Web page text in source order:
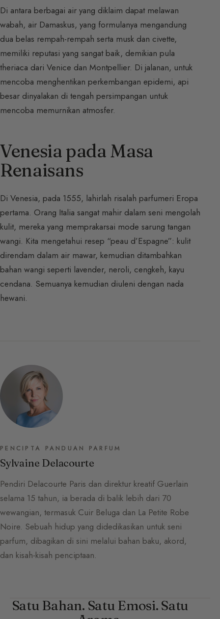
Di antara berbagai air yang diklaim dapat melawan
wabah, air Damaskus, yang formulanya mengandung
dua belas rempah-rempah serta musk dan civette,
memiliki reputasi yang sangat baik, demikian pula
theriaca dari Venice dan Montpellier. Di jalanan, untuk
mencoba menghentikan perkembangan epidemi, api
besar dinyalakan di tengah persimpangan untuk
mencoba memurnikan atmosfer.
Venesia pada Masa
Renaisans
Di Venesia, pada 1555, lahirlah risalah parfumeri Eropa
pertama. Orang Italia sangat mahir dalam seni mengolah
kulit, mereka yang memprakarsai mode sarung tangan
wangi. Kita mengetahui resep “peau d’Espagne”: kulit
direndam dalam air mawar, kemudian ditambahkan
bahan wangi seperti lavender, neroli, cengkeh, kayu
cendana. Semuanya kemudian diuleni dengan nada
hewani.
PENCIPTA PANDUAN PARFUM
Sylvaine Delacourte
Pendiri Delacourte Paris dan direktur kreatif Guerlain
selama 15 tahun, ia berada di balik lebih dari 70
wewangian, termasuk Cuir Beluga dan La Petite Robe
Noire. Sebuah hidup yang didedikasikan untuk seni
parfum, dibagikan di sini melalui bahan baku, akord,
dan kisah-kisah penciptaan.
Satu Bahan. Satu Emosi. Satu